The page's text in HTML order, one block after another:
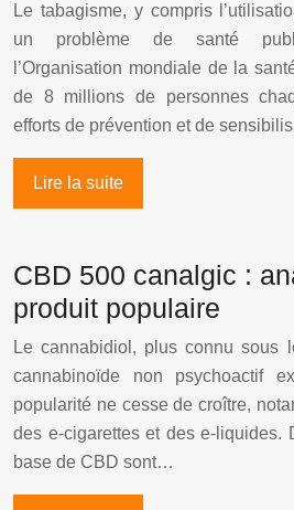
Le tabagisme, y compris
un problème de santé
l’Organisation mondiale de la
de 8 millions de personnes
efforts de prévention et de
Lire la suite
CBD 500 canalgic :
produit populaire
Le cannabidiol, plus connu sous
cannabinoïde non psychoactif
popularité ne cesse de croître,
des e-cigarettes et des e-liquides.
base de CBD sont…